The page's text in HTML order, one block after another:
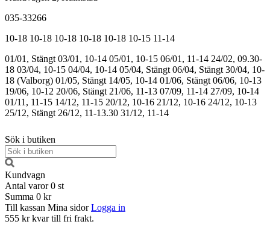
035-33266
10-18 10-18 10-18 10-18 10-18 10-15 11-14
01/01, Stängt 03/01, 10-14 05/01, 10-15 06/01, 11-14 24/02, 09.30-
18 03/04, 10-15 04/04, 10-14 05/04, Stängt 06/04, Stängt 30/04, 10-
18 (Valborg) 01/05, Stängt 14/05, 10-14 01/06, Stängt 06/06, 10-13
19/06, 10-12 20/06, Stängt 21/06, 11-13 07/09, 11-14 27/09, 10-14
01/11, 11-15 14/12, 11-15 20/12, 10-16 21/12, 10-16 24/12, 10-13
25/12, Stängt 26/12, 11-13.30 31/12, 11-14
Sök i butiken
Kundvagn
Antal varor 0 st
Summa 0 kr
Till kassan Mina sidor Logga in
555 kr kvar till fri frakt.